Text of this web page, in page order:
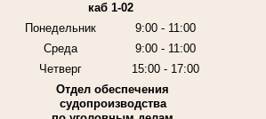
каб 1-02
Понедельник
9:00 - 11:00
Среда
9:00 - 11:00
Четверг
15:00 - 17:00
Отдел обеспечения
судопроизводства